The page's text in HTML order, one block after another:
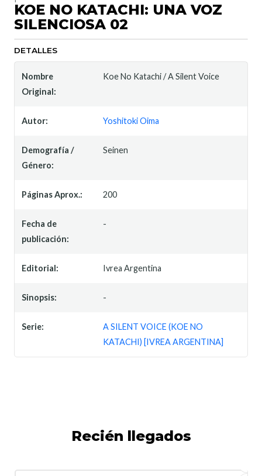
KOE NO KATACHI: UNA VOZ
SILENCIOSA 02
DETALLES
Nombre
Original:
Koe No Katachi / A Silent Voice
Autor: Yoshitoki Oima
Demografía /
Género:
Seinen
Páginas Aprox.: 200
Fecha de
publicación:
-
Editorial: Ivrea Argentina
Sinopsis: -
Serie:
A SILENT VOICE (KOE NO
KATACHI) [IVREA ARGENTINA]
Recién llegados